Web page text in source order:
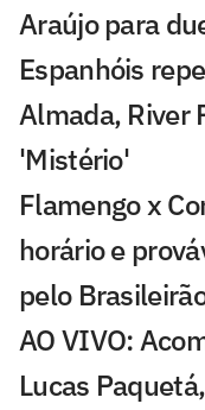
Araújo para
Espanhóis
Almada, River
'Mistério'
Flamengo x
horário e
pelo
AO VIVO:
Lucas